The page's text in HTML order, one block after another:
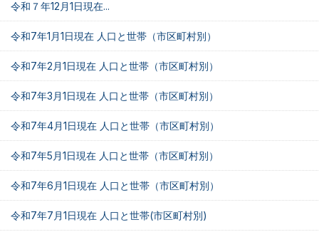
令和７年12月1日現在...
令和7年1月1日現在 人口と世帯（市区町村別）
令和7年2月1日現在 人口と世帯（市区町村別）
令和7年3月1日現在 人口と世帯（市区町村別）
令和7年4月1日現在 人口と世帯（市区町村別）
令和7年5月1日現在 人口と世帯（市区町村別）
令和7年6月1日現在 人口と世帯（市区町村別）
令和7年7月1日現在 人口と世帯(市区町村別)